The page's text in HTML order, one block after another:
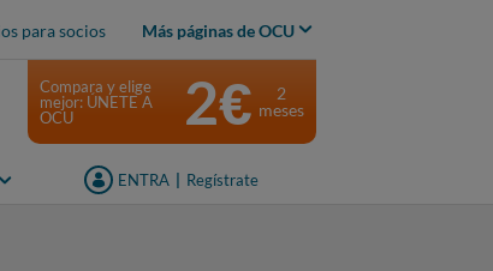
para socios Más páginas de OCU
ENTRA Regístrate
Compara y elige
mejor: ÚNETE A
OCU
2€
2
meses